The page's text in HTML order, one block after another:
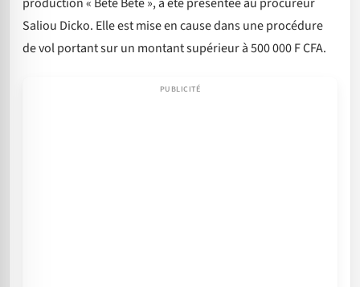
Saliou Dicko. Elle est mise en cause dans une procédure
de vol portant sur un montant supérieur à 500 000 F CFA.